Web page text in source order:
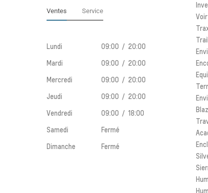
Ventes Service
Lundi 09:00 / 20:00
Mardi 09:00 / 20:00
Mercredi 09:00 / 20:00
Jeudi 09:00 / 20:00
Vendredi 09:00 / 18:00
Samedi Fermé
Dimanche Fermé